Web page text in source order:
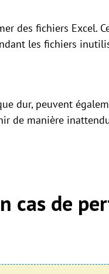
des fichiers Excel.
les fichiers
dur, peuvent
de manière
cas de